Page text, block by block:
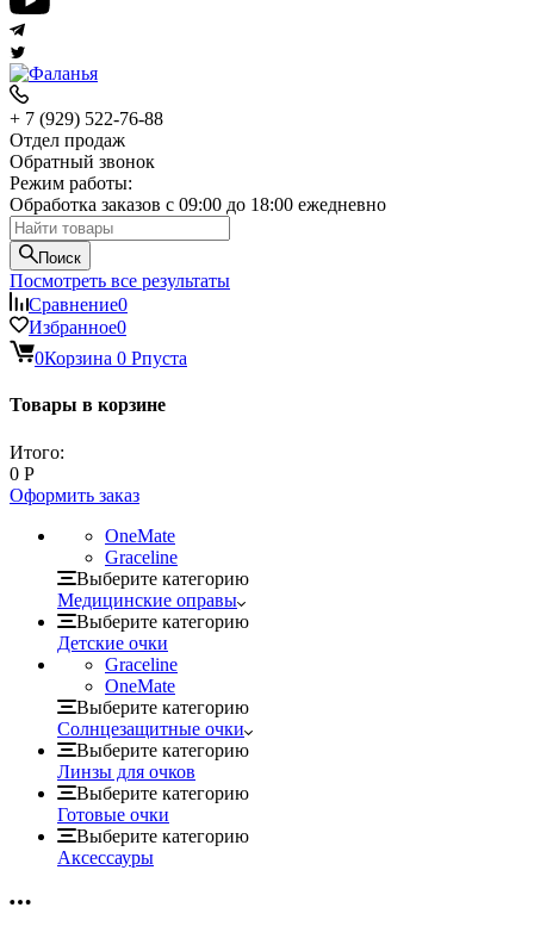
+ 7 (929) 522-76-88
Отдел продаж
Обратный звонок
Режим работы:
Обработка заказов с 09:00 до 18:00 ежедневно
Поиск
Посмотреть все результаты
Сравнение0
Избранное0
0Корзина 0 Рпуста
Товары в корзине
Итого:
0 Р
Оформить заказ
OneMate
Graceline
Выберите категорию
Медицинские оправы
Выберите категорию
Детские очки
Graceline
OneMate
Выберите категорию
Солнцезащитные очки
Выберите категорию
Линзы для очков
Выберите категорию
Готовые очки
Выберите категорию
Аксессауры